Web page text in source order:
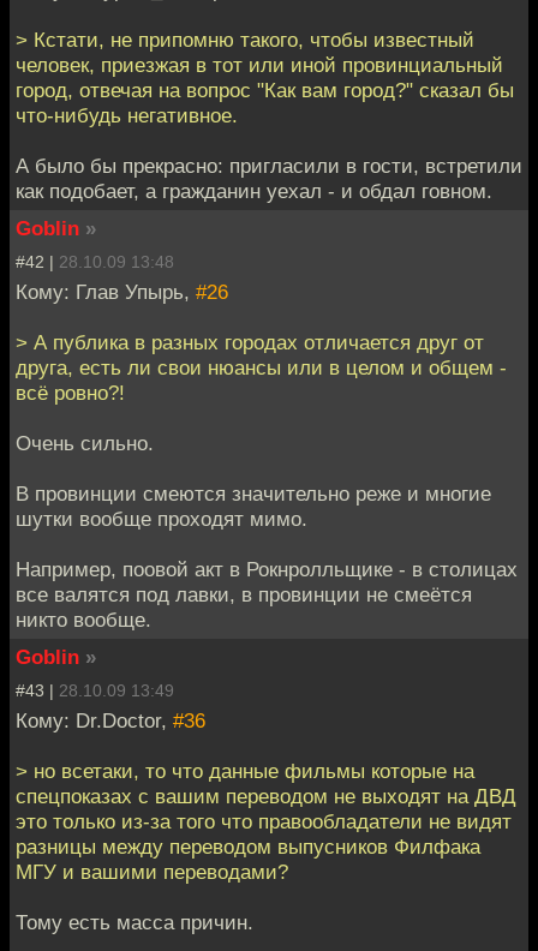
> Кстати, не припомню такого, чтобы известный
человек, приезжая в тот или иной провинциальный
город, отвечая на вопрос "Как вам город?" сказал бы
что-нибудь негативное.
А было бы прекрасно: пригласили в гости, встретили
как подобает, а гражданин уехал - и обдал говном.
Goblin »
#42 | 28.10.09 13:48
Кому: Глав Упырь, #26
> А публика в разных городах отличается друг от
друга, есть ли свои нюансы или в целом и общем -
всё ровно?!
Очень сильно.
В провинции смеются значительно реже и многие
шутки вообще проходят мимо.
Например, поовой акт в Рокнролльщике - в столицах
все валятся под лавки, в провинции не смеётся
никто вообще.
Goblin »
#43 | 28.10.09 13:49
Кому: Dr.Doctor, #36
> но всетаки, то что данные фильмы которые на
спецпоказах с вашим переводом не выходят на ДВД
это только из-за того что правообладатели не видят
разницы между переводом выпусников Филфака
МГУ и вашими переводами?
Тому есть масса причин.